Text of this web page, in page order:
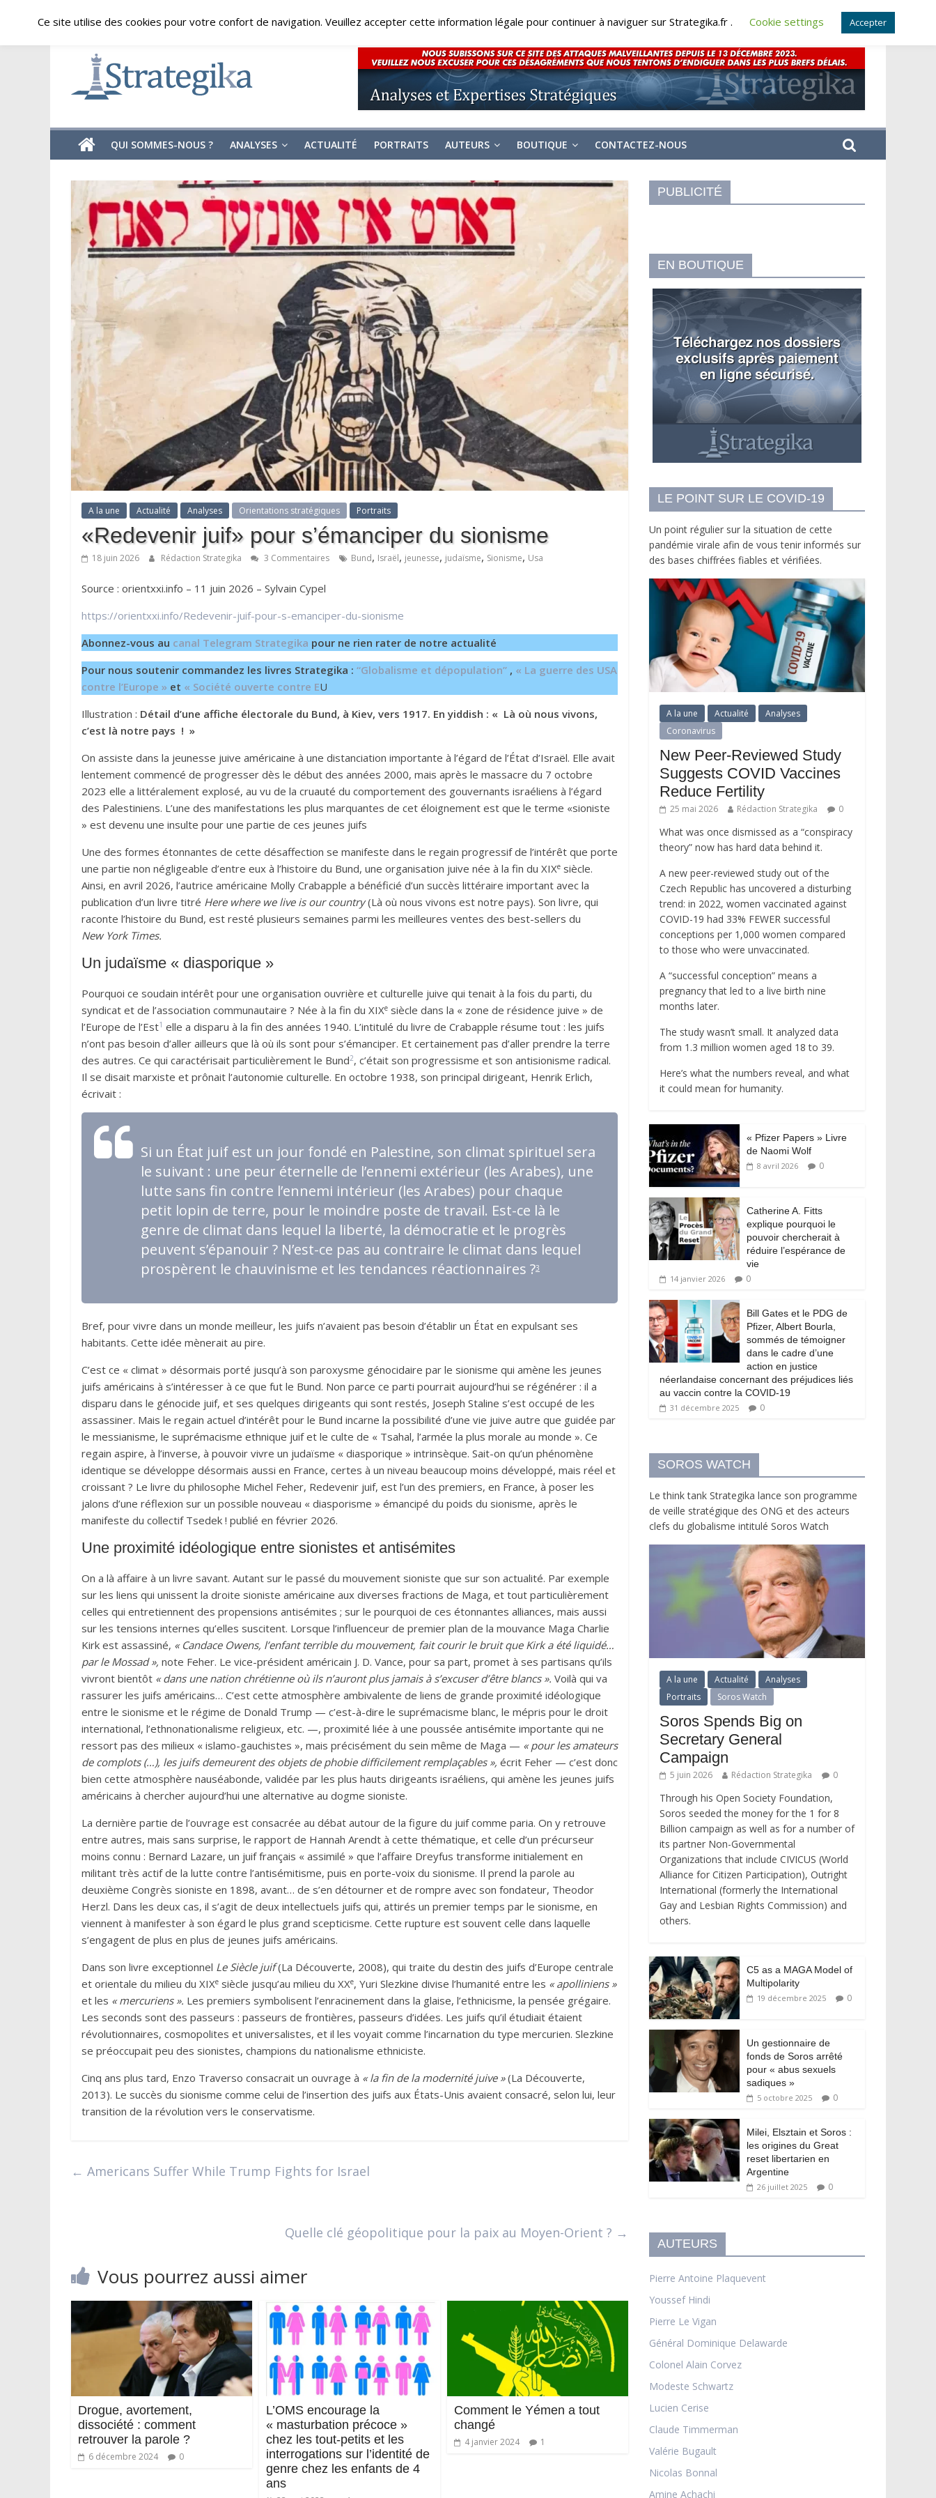
content
samedi, août 8, 2026
Strategika
Expertise
Analyses
géostratégiques
QUI SOMMES-NOUS ? ANALYSES ACTUALITÉ PORTRAITS AUTEURS BOUTIQUE CONTACTEZ-NOUS
A la une Actualité Analyses Orientations stratégiques Portraits
«Redevenir juif» pour s’émanciper du sionisme
18 juin 2026 Rédaction Strategika 3 Commentaires Bund, Israël, jeunesse, judaïsme, Sionisme, Usa
Source : orientxxi.info – 11 juin 2026 – Sylvain Cypel
https://orientxxi.info/Redevenir-juif-pour-s-emanciper-du-sionisme
Abonnez-vous au canal Telegram Strategika pour ne rien rater de notre actualité
Pour nous soutenir commandez les livres Strategika : “Globalisme et dépopulation” , « La guerre des USA
contre l’Europe » et « Société ouverte contre EU
Illustration : Détail d’une affiche électorale du Bund, à Kiev, vers 1917. En yiddish : « Là où nous vivons,
c’est là notre pays ! »
On assiste dans la jeunesse juive américaine à une distanciation importante à l’égard de l’État d’Israël. Elle avait
lentement commencé de progresser dès le début des années 2000, mais après le massacre du 7 octobre
2023 elle a littéralement explosé, au vu de la cruauté du comportement des gouvernants israéliens à l’égard
des Palestiniens. L’une des manifestations les plus marquantes de cet éloignement est que le terme «sioniste
» est devenu une insulte pour une partie de ces jeunes juifs
Une des formes étonnantes de cette désaffection se manifeste dans le regain progressif de l’intérêt que porte
une partie non négligeable d’entre eux à l’histoire du Bund, une organisation juive née à la fin du XIXe siècle.
Ainsi, en avril 2026, l’autrice américaine Molly Crabapple a bénéficié d’un succès littéraire important avec la
publication d’un livre titré Here where we live is our country(Là où nous vivons est notre pays). Son livre, qui
raconte l’histoire du Bund, est resté plusieurs semaines parmi les meilleures ventes des best-sellers du
New York Times.
Un judaïsme « diasporique »
Pourquoi ce soudain intérêt pour une organisation ouvrière et culturelle juive qui tenait à la fois du parti, du
syndicat et de l’association communautaire ? Née à la fin du XIXe siècle dans la « zone de résidence juive » de
l’Europe de l’Est1 elle a disparu à la fin des années 1940. L’intitulé du livre de Crabapple résume tout : les juifs
n’ont pas besoin d’aller ailleurs que là où ils sont pour s’émanciper. Et certainement pas d’aller prendre la terre
des autres. Ce qui caractérisait particulièrement le Bund2, c’était son progressisme et son antisionisme radical.
Il se disait marxiste et prônait l’autonomie culturelle. En octobre 1938, son principal dirigeant, Henrik Erlich,
écrivait :
Si un État juif est un jour fondé en Palestine, son climat spirituel sera
le suivant : une peur éternelle de l’ennemi extérieur (les Arabes), une
lutte sans fin contre l’ennemi intérieur (les Arabes) pour chaque
petit lopin de terre, pour le moindre poste de travail. Est-ce là le
genre de climat dans lequel la liberté, la démocratie et le progrès
peuvent s’épanouir ? N’est-ce pas au contraire le climat dans lequel
prospèrent le chauvinisme et les tendances réactionnaires ?3
Bref, pour vivre dans un monde meilleur, les juifs n’avaient pas besoin d’établir un État en expulsant ses
habitants. Cette idée mènerait au pire.
C’est ce « climat » désormais porté jusqu’à son paroxysme génocidaire par le sionisme qui amène les jeunes
juifs américains à s’intéresser à ce que fut le Bund. Non parce ce parti pourrait aujourd’hui se régénérer : il a
disparu dans le génocide juif, et ses quelques dirigeants qui sont restés, Joseph Staline s’est occupé de les
assassiner. Mais le regain actuel d’intérêt pour le Bund incarne la possibilité d’une vie juive autre que guidée par
le messianisme, le suprémacisme ethnique juif et le culte de « Tsahal, l’armée la plus morale au monde ». Ce
regain aspire, à l’inverse, à pouvoir vivre un judaïsme « diasporique » intrinsèque. Sait-on qu’un phénomène
identique se développe désormais aussi en France, certes à un niveau beaucoup moins développé, mais réel et
croissant ? Le livre du philosophe Michel Feher, Redevenir juif, est l’un des premiers, en France, à poser les
jalons d’une réflexion sur un possible nouveau « diasporisme » émancipé du poids du sionisme, après le
manifeste du collectif Tsedek ! publié en février 2026.
Une proximité idéologique entre sionistes et antisémites
On a là affaire à un livre savant. Autant sur le passé du mouvement sioniste que sur son actualité. Par exemple
sur les liens qui unissent la droite sioniste américaine aux diverses fractions de Maga, et tout particulièrement
celles qui entretiennent des propensions antisémites ; sur le pourquoi de ces étonnantes alliances, mais aussi
sur les tensions internes qu’elles suscitent. Lorsque l’influenceur de premier plan de la mouvance Maga Charlie
Kirk est assassiné, « Candace Owens, l’enfant terrible du mouvement, fait courir le bruit que Kirk a été liquidé…
par le Mossad », note Feher. Le vice-président américain J. D. Vance, pour sa part, promet à ses partisans qu’ils
vivront bientôt « dans une nation chrétienne où ils n’auront plus jamais à s’excuser d’être blancs ». Voilà qui va
rassurer les juifs américains… C’est cette atmosphère ambivalente de liens de grande proximité idéologique
entre le sionisme et le régime de Donald Trump — c’est-à-dire le suprémacisme blanc, le mépris pour le droit
international, l’ethnonationalisme religieux, etc. —, proximité liée à une poussée antisémite importante qui ne
ressort pas des milieux « islamo-gauchistes », mais précisément du sein même de Maga — « pour les amateurs
de complots (…), les juifs demeurent des objets de phobie difficilement remplaçables », écrit Feher — c’est donc
bien cette atmosphère nauséabonde, validée par les plus hauts dirigeants israéliens, qui amène les jeunes juifs
américains à chercher aujourd’hui une alternative au dogme sioniste.
La dernière partie de l’ouvrage est consacrée au débat autour de la figure du juif comme paria. On y retrouve
entre autres, mais sans surprise, le rapport de Hannah Arendt à cette thématique, et celle d’un précurseur
moins connu : Bernard Lazare, un juif français « assimilé » que l’affaire Dreyfus transforme initialement en
militant très actif de la lutte contre l’antisémitisme, puis en porte-voix du sionisme. Il prend la parole au
deuxième Congrès sioniste en 1898, avant… de s’en détourner et de rompre avec son fondateur, Theodor
Herzl. Dans les deux cas, il s’agit de deux intellectuels juifs qui, attirés un premier temps par le sionisme, en
viennent à manifester à son égard le plus grand scepticisme. Cette rupture est souvent celle dans laquelle
s’engagent de plus en plus de jeunes juifs américains.
Dans son livre exceptionnel Le Siècle juif(La Découverte, 2008), qui traite du destin des juifs d’Europe centrale
et orientale du milieu du XIXe siècle jusqu’au milieu du XXe, Yuri Slezkine divise l’humanité entre les « apolliniens »
et les « mercuriens ». Les premiers symbolisent l’enracinement dans la glaise, l’ethnicisme, la pensée grégaire.
Les seconds sont des passeurs : passeurs de frontières, passeurs d’idées. Les juifs qu’il étudiait étaient
révolutionnaires, cosmopolites et universalistes, et il les voyait comme l’incarnation du type mercurien. Slezkine
se préoccupait peu des sionistes, champions du nationalisme ethniciste.
Cinq ans plus tard, Enzo Traverso consacrait un ouvrage à « la fin de la modernité juive »(La Découverte,
2013). Le succès du sionisme comme celui de l’insertion des juifs aux États-Unis avaient consacré, selon lui, leur
transition de la révolution vers le conservatisme.
← Americans Suffer While Trump Fights for Israel
Quelle clé géopolitique pour la paix au Moyen-Orient ? →
Vous pourrez aussi aimer
Drogue, avortement,
dissociété : comment
retrouver la parole ?
6 décembre 2024 0
L’OMS encourage la
« masturbation précoce »
chez les tout-petits et les
interrogations sur l’identité de
genre chez les enfants de 4
ans
Comment le Yémen a tout
changé
4 janvier 2024 1
PUBLICITÉ
EN BOUTIQUE
LE POINT SUR LE COVID-19
Un point régulier sur la situation de cette
pandémie virale afin de vous tenir informés sur
des bases chiffrées fiables et vérifiées.
A la une Actualité
Analyses
Coronavirus
New Peer-Reviewed Study
Suggests COVID Vaccines
Reduce Fertility
25 mai 2026 Rédaction Strategika 0
What was once dismissed as a “conspiracy
theory” now has hard data behind it.
A new peer-reviewed study out of the
Czech Republic has uncovered a disturbing
trend: in 2022, women vaccinated against
COVID-19 had 33% FEWER successful
conceptions per 1,000 women compared
to those who were unvaccinated.
A “successful conception” means a
pregnancy that led to a live birth nine
months later.
The study wasn’t small. It analyzed data
from 1.3 million women aged 18 to 39.
Here’s what the numbers reveal, and what
it could mean for humanity.
« Pfizer Papers » Livre
de Naomi Wolf
8 avril 2026 0
Catherine A. Fitts
explique pourquoi le
pouvoir chercherait à
réduire l’espérance de
vie
14 janvier 2026 0
Bill Gates et le PDG de
Pfizer, Albert Bourla,
sommés de témoigner
dans le cadre d’une
action en justice
néerlandaise concernant des préjudices liés
au vaccin contre la COVID-19
31 décembre 2025 0
SOROS WATCH
Le think tank Strategika lance son programme
de veille stratégique des ONG et des acteurs
clefs du globalisme intitulé Soros Watch
A la une Actualité
Analyses
Portraits
Soros Watch
Soros Spends Big on
Secretary General
Campaign
5 juin 2026 Rédaction Strategika 0
Through his Open Society Foundation,
Soros seeded the money for the 1 for 8
Billion campaign as well as for a number of
its partner Non-Governmental
Organizations that include CIVICUS (World
Alliance for Citizen Participation), Outright
International (formerly the International
Gay and Lesbian Rights Commission) and
others.
C5 as a MAGA Model of
Multipolarity
19 décembre 2025 0
Un gestionnaire de
fonds de Soros arrêté
pour « abus sexuels
sadiques »
5 octobre 2025 0
Milei, Elsztain et Soros :
les origines du Great
reset libertarien en
Argentine
26 juillet 2025 0
AUTEURS
Pierre Antoine Plaquevent
Youssef Hindi
Pierre Le Vigan
Général Dominique Delawarde
Colonel Alain Corvez
Modeste Schwartz
Lucien Cerise
Claude Timmerman
Valérie Bugault
Nicolas Bonnal
Amine Achachi
Ce site utilise des cookies pour votre confort de navigation. Veuillez accepter cette information légale pour continuer à naviguer sur Strategika.fr . Cookie settings Accepter